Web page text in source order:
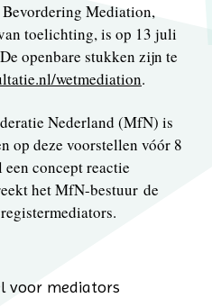
Mediation,
toelichting, is op 13 juli
openbare stukken zijn te
wetmediation.
Nederland (MfN) is
op deze voorstellen vóór 8
een concept reactie
het MfN-bestuur de
voor mediators